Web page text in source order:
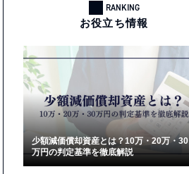
RANKING
お役立ち情報
少額減価償却資産とは？10万・20万・30
万円の判定基準を徹底解説